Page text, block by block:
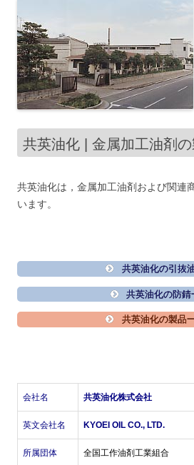
共英油化 | 金属加工油剤
共英油化は，金属加工油剤および関連
います。
共英油化の引抜
共英油化の防錆
共英油化の製品
会社名 共英油化株式会社
英文会社名 KYOEI OIL CO., LTD.
所属団体 全国工作油剤工業組合